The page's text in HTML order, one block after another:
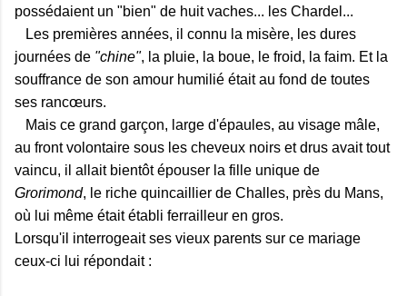
possédaient un "bien" de huit vaches... les Chardel...
Les premières années, il connu la misère, les dures
journées de "chine", la pluie, la boue, le froid, la faim. Et la
souffrance de son amour humilié était au fond de toutes
ses rancœurs.
Mais ce grand garçon, large d'épaules, au visage mâle,
au front volontaire sous les cheveux noirs et drus avait tout
vaincu, il allait bientôt épouser la fille unique de
Grorimond, le riche quincaillier de Challes, près du Mans,
où lui même était établi ferrailleur en gros.
Lorsqu'il interrogeait ses vieux parents sur ce mariage
ceux-ci lui répondait :